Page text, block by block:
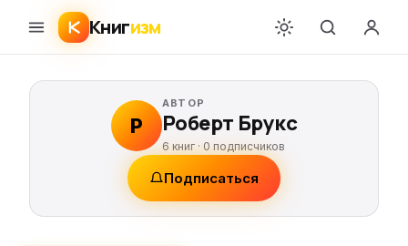
Книгизм
Р
АВТОР
Роберт Брукс
6 книг · 0 подписчиков
Подписаться